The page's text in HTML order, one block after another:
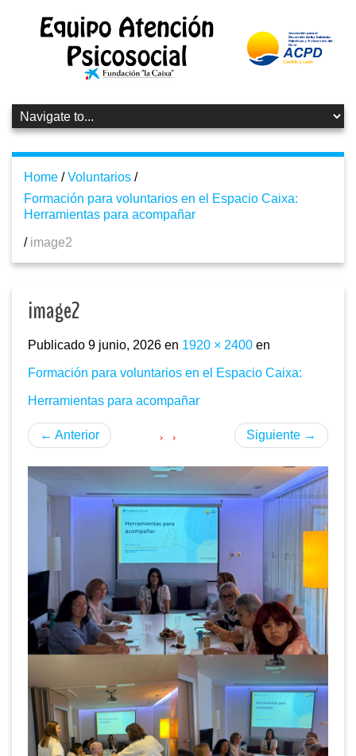
Home / Voluntarios /
Formación para voluntarios en el Espacio Caixa:
Herramientas para acompañar
/ image2
image2
Publicado 9 junio, 2026 en 1920 × 2400 en
Formación para voluntarios en el Espacio Caixa:
Herramientas para acompañar
← Anterior Siguiente →